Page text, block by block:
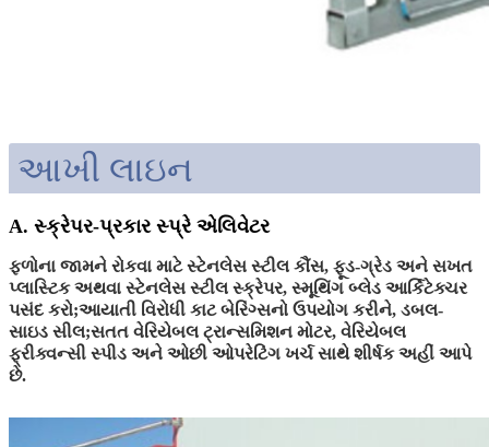
આખી લાઇન
A. સ્ક્રેપર-પ્રકાર સ્પ્રે એલિવેટર
ફળોના જામને રોકવા માટે સ્ટેનલેસ સ્ટીલ કૌંસ, ફૂડ-ગ્રેડ અને સખત
પ્લાસ્ટિક અથવા સ્ટેનલેસ સ્ટીલ સ્ક્રેપર, સ્મૂથિંગ બ્લેડ આર્કિટેક્ચર
પસંદ કરો;આયાતી વિરોધી કાટ બેરિંગ્સનો ઉપયોગ કરીને, ડબલ-
સાઇડ સીલ;સતત વેરિયેબલ ટ્રાન્સમિશન મોટર, વેરિયેબલ
ફ્રીક્વન્સી સ્પીડ અને ઓછી ઓપરેટિંગ ખર્ચ સાથે શીર્ષક અહીં આપે
છે.